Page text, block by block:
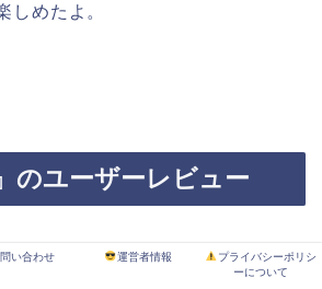
しめたよ。
のユーザーレビュー
い合わせ 運営者情報
プライバシーポリシ
ーについて